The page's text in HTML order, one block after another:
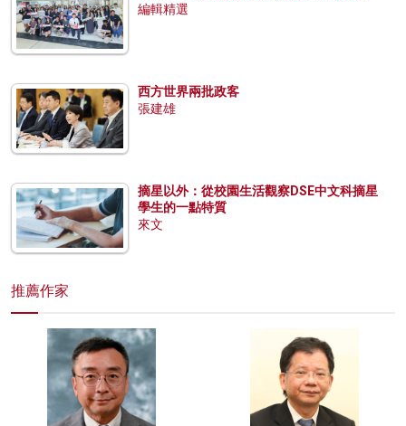
編輯精選
西方世界兩批政客
張建雄
摘星以外：從校園生活觀察DSE中文科摘星
學生的一點特質
來文
推薦作家